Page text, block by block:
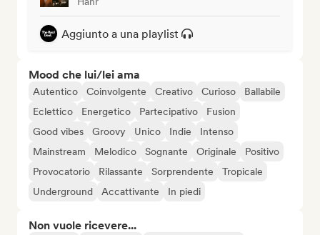
Aggiunto a una playlist
Mood che lui/lei ama
Autentico Coinvolgente Creativo Curioso
Ballabile
Eclettico
Energetico Partecipativo
Fusion
Good vibes
Groovy Unico Indie
Intenso
Mainstream
Melodico Sognante Originale
Positivo
Provocatorio
Rilassante Sorprendente
Tropicale
Underground
Accattivante In piedi
Non vuole ricevere...